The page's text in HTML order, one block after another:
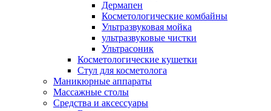
Дермапен
Косметологические комбайны
Ультразвуковая мойка
ультразвуковые чистки
Ультрасоник
Косметологические кушетки
Стул для косметолога
Маникюрные аппараты
Массажные столы
Средства и аксессуары